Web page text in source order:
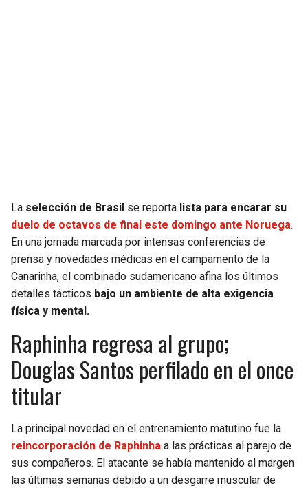
VIKINGS
PANTHERS
SAINTS
BUCCANEERS
TIMBERWOLVES
THUNDER
JAZZ
La selección de Brasil se reporta lista para encarar su
duelo de octavos de final este domingo ante Noruega.
En una jornada marcada por intensas conferencias de
prensa y novedades médicas en el campamento de la
Canarinha, el combinado sudamericano afina los últimos
detalles tácticos bajo un ambiente de alta exigencia
física y mental.
Raphinha regresa al grupo;
Douglas Santos perfilado en el once
titular
La principal novedad en el entrenamiento matutino fue la
reincorporación de Raphinha a las prácticas al parejo de
sus compañeros. El atacante se había mantenido al margen
las últimas semanas debido a un desgarre muscular de